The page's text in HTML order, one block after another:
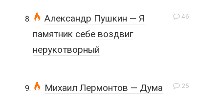
46
Александр Пушкин — Я
памятник себе воздвиг
нерукотворный
25
Михаил Лермонтов — Дума